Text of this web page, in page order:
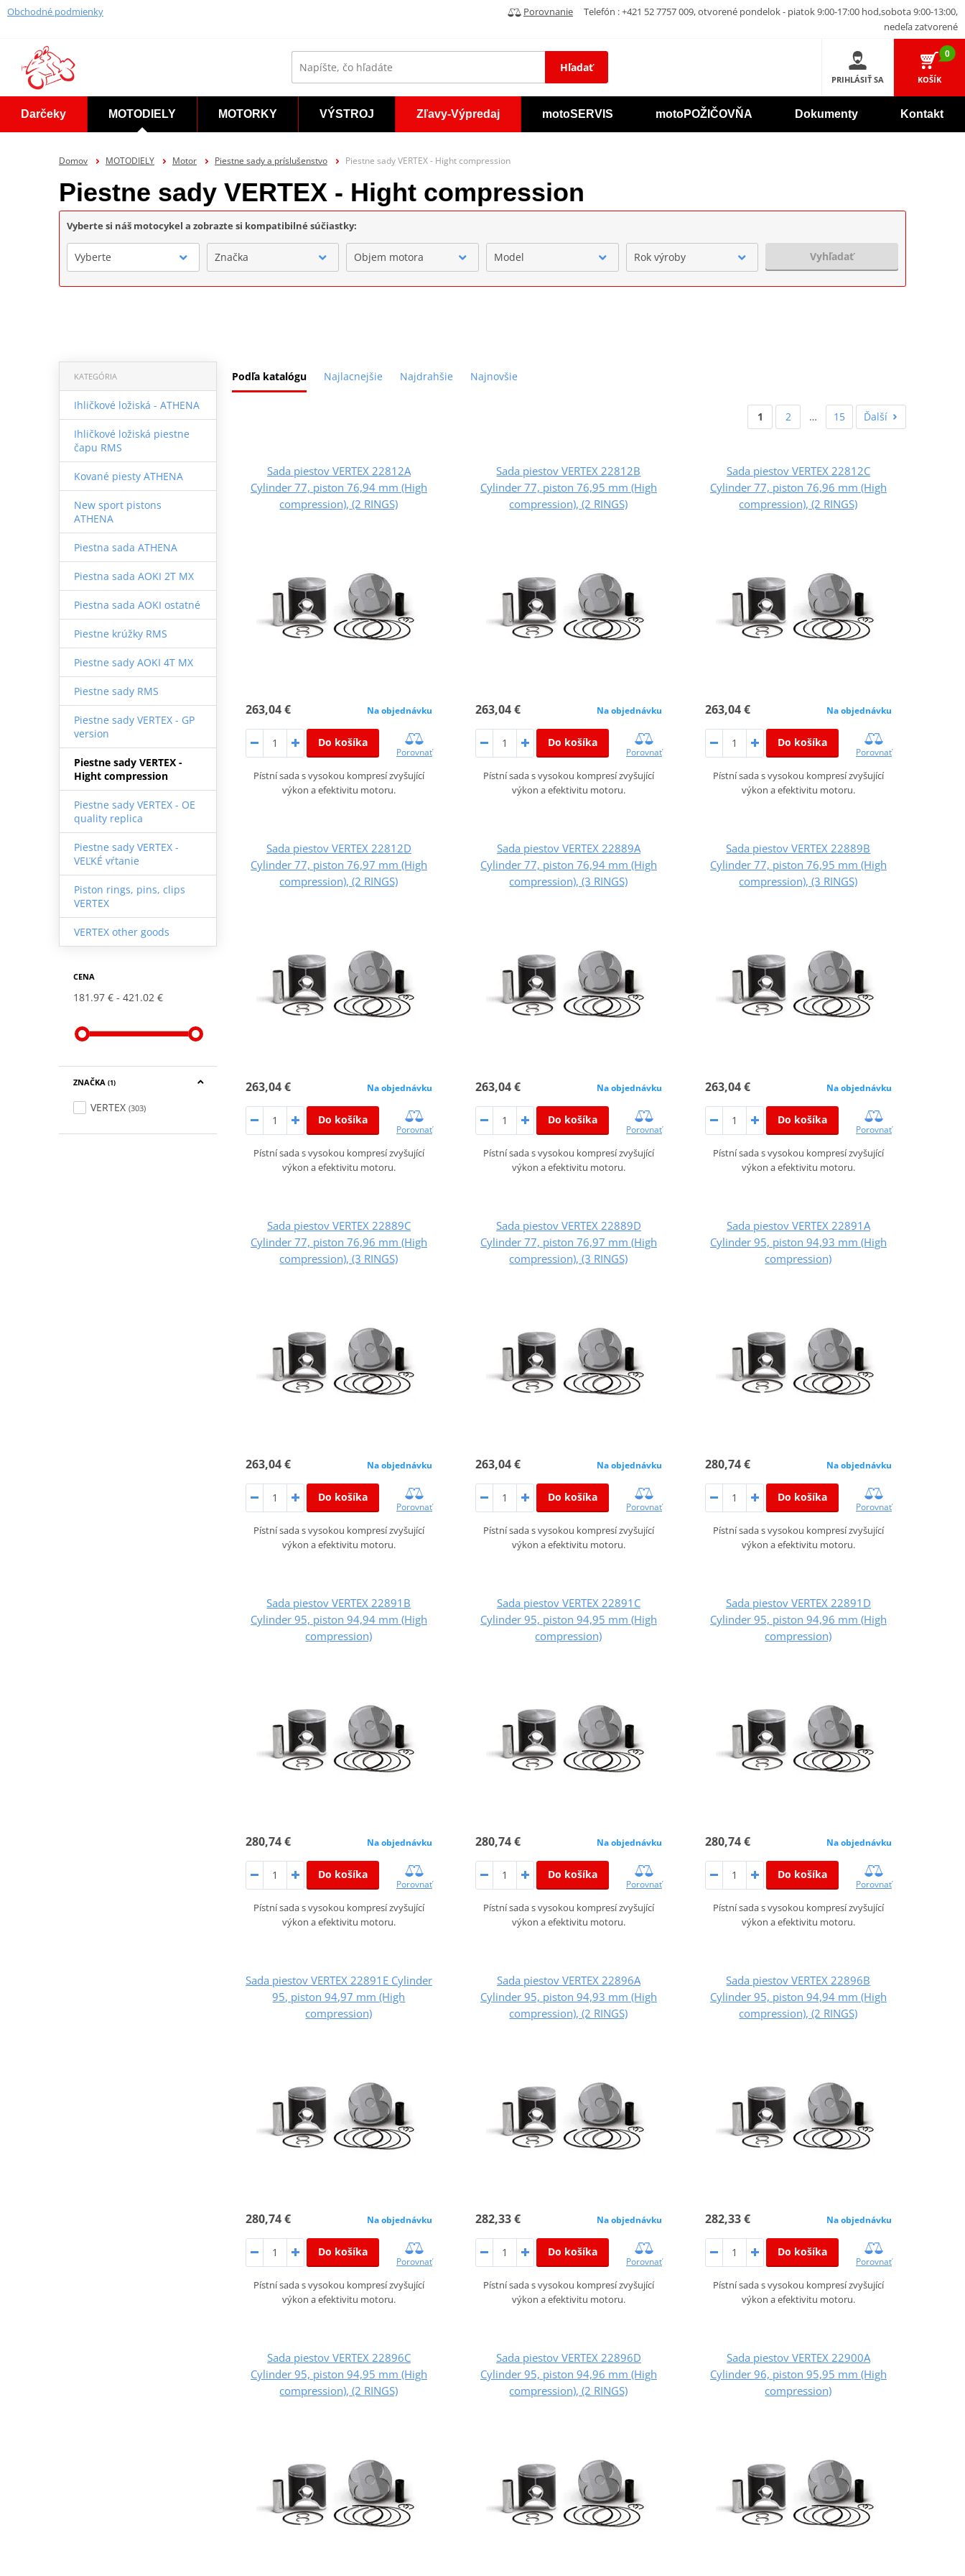
Obchodné podmienky Porovnanie
Telefón : +421 52 7757 009, otvorené pondelok - piatok 9:00-17:00 hod,sobota 9:00-13:00,
nedeľa zatvorené
Hľadať
PRIHLÁSIŤ SA
0
KOŠÍK
Darčeky MOTODIELY MOTORKY VÝSTROJ Zľavy-Výpredaj motoSERVIS motoPOŽIČOVŇA Dokumenty Kontakt
Domov MOTODIELY Motor Piestne sady a príslušenstvo Piestne sady VERTEX - Hight compression
Piestne sady VERTEX - Hight compression
Vyberte si náš motocykel a zobrazte si kompatibilné súčiastky:
Vyberte Značka Objem motora Model Rok výroby Vyhľadať
Podľa katalógu Najlacnejšie Najdrahšie Najnovšie
KATEGÓRIA
Ihličkové ložiská - ATHENA
Ihličkové ložiská piestne
čapu RMS
Kované piesty ATHENA
New sport pistons
ATHENA
Piestna sada ATHENA
Piestna sada AOKI 2T MX
Piestna sada AOKI ostatné
Piestne krúžky RMS
Piestne sady AOKI 4T MX
Piestne sady RMS
Piestne sady VERTEX - GP
version
Piestne sady VERTEX -
Hight compression
Piestne sady VERTEX - OE
quality replica
Piestne sady VERTEX -
VEĽKÉ vŕtanie
Piston rings, pins, clips
VERTEX
VERTEX other goods
CENA
181.97 € 421.02 €
ZNAČKA (1)
VERTEX (303)
1 2 … 15 Ďalší
Sada piestov VERTEX 22812A
Cylinder 77, piston 76,94 mm (High
compression), (2 RINGS)
263,04 € Na objednávku
Do košíka
Porovnať
Pístní sada s vysokou kompresí zvyšující
výkon a efektivitu motoru.
Sada piestov VERTEX 22812B
Cylinder 77, piston 76,95 mm (High
compression), (2 RINGS)
263,04 € Na objednávku
Do košíka
Porovnať
Pístní sada s vysokou kompresí zvyšující
výkon a efektivitu motoru.
Sada piestov VERTEX 22812C
Cylinder 77, piston 76,96 mm (High
compression), (2 RINGS)
263,04 € Na objednávku
Do košíka
Porovnať
Pístní sada s vysokou kompresí zvyšující
výkon a efektivitu motoru.
Sada piestov VERTEX 22812D
Cylinder 77, piston 76,97 mm (High
compression), (2 RINGS)
263,04 € Na objednávku
Do košíka
Porovnať
Pístní sada s vysokou kompresí zvyšující
výkon a efektivitu motoru.
Sada piestov VERTEX 22889A
Cylinder 77, piston 76,94 mm (High
compression), (3 RINGS)
263,04 € Na objednávku
Do košíka
Porovnať
Pístní sada s vysokou kompresí zvyšující
výkon a efektivitu motoru.
Sada piestov VERTEX 22889B
Cylinder 77, piston 76,95 mm (High
compression), (3 RINGS)
263,04 € Na objednávku
Do košíka
Porovnať
Pístní sada s vysokou kompresí zvyšující
výkon a efektivitu motoru.
Sada piestov VERTEX 22889C
Cylinder 77, piston 76,96 mm (High
compression), (3 RINGS)
263,04 € Na objednávku
Do košíka
Porovnať
Pístní sada s vysokou kompresí zvyšující
výkon a efektivitu motoru.
Sada piestov VERTEX 22889D
Cylinder 77, piston 76,97 mm (High
compression), (3 RINGS)
263,04 € Na objednávku
Do košíka
Porovnať
Pístní sada s vysokou kompresí zvyšující
výkon a efektivitu motoru.
Sada piestov VERTEX 22891A
Cylinder 95, piston 94,93 mm (High
compression)
280,74 € Na objednávku
Do košíka
Porovnať
Pístní sada s vysokou kompresí zvyšující
výkon a efektivitu motoru.
Sada piestov VERTEX 22891B
Cylinder 95, piston 94,94 mm (High
compression)
280,74 € Na objednávku
Do košíka
Porovnať
Pístní sada s vysokou kompresí zvyšující
výkon a efektivitu motoru.
Sada piestov VERTEX 22891C
Cylinder 95, piston 94,95 mm (High
compression)
280,74 € Na objednávku
Do košíka
Porovnať
Pístní sada s vysokou kompresí zvyšující
výkon a efektivitu motoru.
Sada piestov VERTEX 22891D
Cylinder 95, piston 94,96 mm (High
compression)
280,74 € Na objednávku
Do košíka
Porovnať
Pístní sada s vysokou kompresí zvyšující
výkon a efektivitu motoru.
Sada piestov VERTEX 22891E Cylinder
95, piston 94,97 mm (High
compression)
280,74 € Na objednávku
Do košíka
Porovnať
Pístní sada s vysokou kompresí zvyšující
výkon a efektivitu motoru.
Sada piestov VERTEX 22896A
Cylinder 95, piston 94,93 mm (High
compression), (2 RINGS)
282,33 € Na objednávku
Do košíka
Porovnať
Pístní sada s vysokou kompresí zvyšující
výkon a efektivitu motoru.
Sada piestov VERTEX 22896B
Cylinder 95, piston 94,94 mm (High
compression), (2 RINGS)
282,33 € Na objednávku
Do košíka
Porovnať
Pístní sada s vysokou kompresí zvyšující
výkon a efektivitu motoru.
Sada piestov VERTEX 22896C
Cylinder 95, piston 94,95 mm (High
compression), (2 RINGS)
Sada piestov VERTEX 22896D
Cylinder 95, piston 94,96 mm (High
compression), (2 RINGS)
Sada piestov VERTEX 22900A
Cylinder 96, piston 95,95 mm (High
compression)